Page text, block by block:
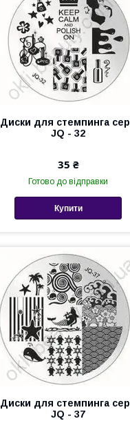
Диски для стемпинга
JQ - 32
35 ₴
Готово до відправки
Купити
Диски для стемпинга
JQ - 37